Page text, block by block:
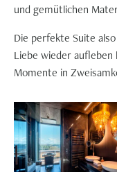
und gemütlichen
Die perfekte Suite
Liebe wieder aufleben
Momente in